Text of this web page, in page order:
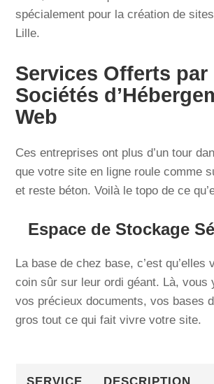
spécialement pour la création de
Lille.
Services Offerts par
Sociétés
Web
Ces entreprises ont plus d’un tour
que votre site en ligne roule comme
et reste béton. Voilà le topo de ce
Espace de Stockage
La base de chez base, c’est qu’elles
coin sûr sur leur ordi géant. Là, vous
vos précieux documents, vos bases
gros tout ce qui fait vivre votre site.